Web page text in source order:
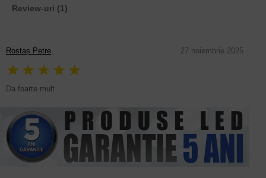
Review-uri (1)
Rostaș Petre, 27 noiembrie 2025
★★★★★
Da foarte mult